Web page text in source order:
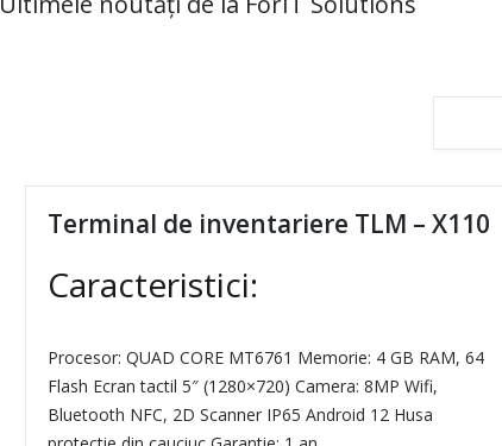
Terminal de inventariere TLM – X110
Caracteristici:
Procesor: QUAD CORE MT6761 Memorie: 4 GB RAM, 64
Flash Ecran tactil 5″ (1280×720) Camera: 8MP Wifi,
Bluetooth NFC, 2D Scanner IP65 Android 12 Husa